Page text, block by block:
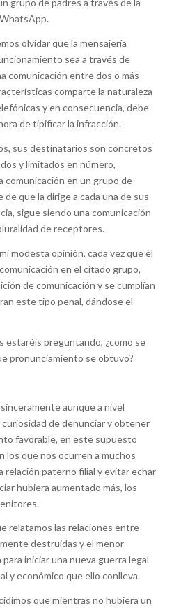
grupo de padres a través de la
olvidar que la mensajería
sea a través de
comunicación entre dos o más
comparte la naturaleza
y en consecuencia, debe
de tipificar la infracción.
sus destinatarios son concretos
y limitados en número,
comunicación en un grupo de
que la dirige a cada una de sus
sigue siendo una comunicación
de receptores.
modesta opinión, cada vez que el
en el citado grupo,
de comunicación y se cumplían
este tipo penal, dándose el
estaréis preguntando, ¿como se
pronunciamiento se obtuvo?
aunque a nivel
de denunciar y obtener
favorable, en este supuesto
los que nos ocurren a muchos
relación paterno filial y evitar echar
hubiera aumentado más, los
relatamos las relaciones entre
destruidas y el menor
iniciar una nueva guerra legal
y económico que ello conlleva.
que mientras no hubiera un